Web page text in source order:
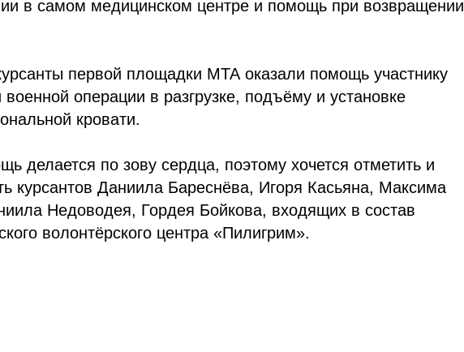
в самом медицинском центре и помощь при возвращении
первой площадки МТА оказали помощь участнику
операции в разгрузке, подъёму и установке
кровати.
делается по зову сердца, поэтому хочется отметить и
курсантов Даниила Бареснёва, Игоря Касьяна, Максима
Недоводея, Гордея Бойкова, входящих в состав
волонтёрского центра «Пилигрим».